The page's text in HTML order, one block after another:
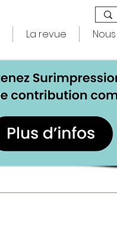
La revue